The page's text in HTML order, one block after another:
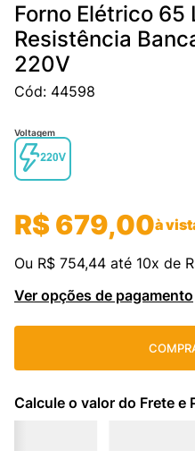
Forno Elétrico 65
Resistência
220V
Cód: 44598
Voltagem
R$679,00à
Ou R$ 754,44 até 10x de
Ver opções de pagamento
10º cassete